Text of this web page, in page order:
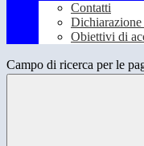
Contatti
Obiettivi di
Campo di ricerca per le